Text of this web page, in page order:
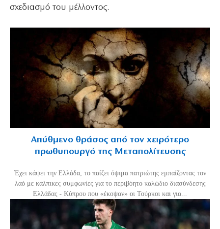
σχεδιασμό του μέλλοντος.
Απύθμενο θράσος από τον χειρότερο
πρωθυπουργό της Μεταπολίτευσης
Έχει κάψει την Ελλάδα, το παίζει όψιμα πατριώτης εμπαίζοντας τον
λαό με κάλπικες συμφωνίες για το περιβόητο καλώδιο διασύνδεσης
Ελλάδας - Κύπρου που «έκοψαν» οι Τούρκοι και για...